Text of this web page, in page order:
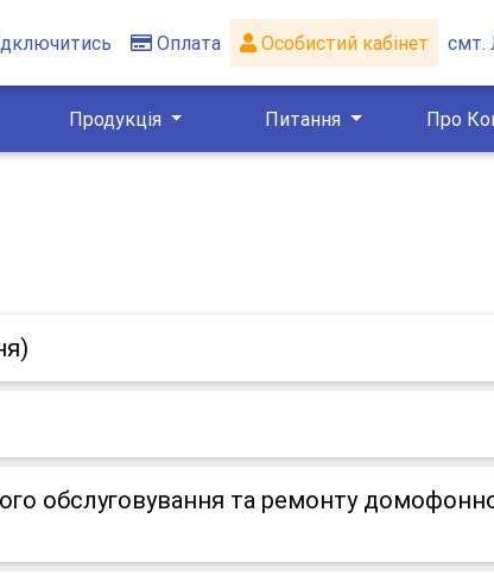
Оплата Особистий кабінет смт.
Продукція Питання Про
обслуговування та ремонту